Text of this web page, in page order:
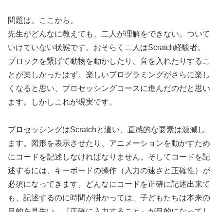
問題は、ここから。
先生がどんなに教えても、二人が理解をできない。ついて
いけていない状態です。おそらく二人はScratch経験者。
ブロックを繋げて動物を動かしたり、音を入れたりするこ
とが楽しかったはず。楽しいプログラミングがさらに楽し
くなると思い、プロセッシングコースに進んだのだと思い
ます。しかしこれが現実です。
プロセッシングはScratchと違い、直感的な要素は激減し
ます。図形を表示させたり、アニメーションを動かすため
にコードを記述しなければなりません。そしてコードを記
述するには、キーボードの操作（入力の速さと正確性）が
必須になってきます。どんなにコードを正確に記述出来て
も、記述するのに時間が掛かっては、子どもたちは本来の